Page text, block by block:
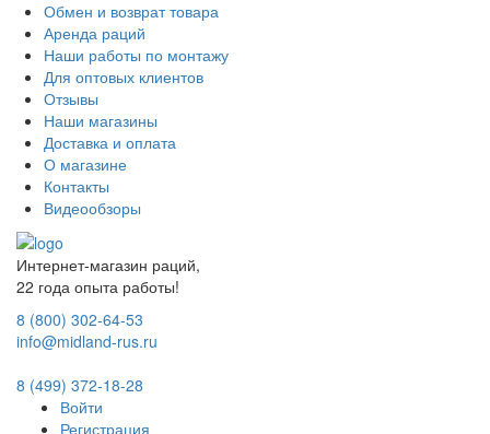
Обмен и возврат товара
Аренда раций
Наши работы по монтажу
Для оптовых клиентов
Отзывы
Наши магазины
Доставка и оплата
О магазине
Контакты
Видеообзоры
Интернет-магазин раций,
22 года опыта работы!
8 (800) 302-64-53
info@midland-rus.ru
8 (499) 372-18-28
Войти
Регистрация